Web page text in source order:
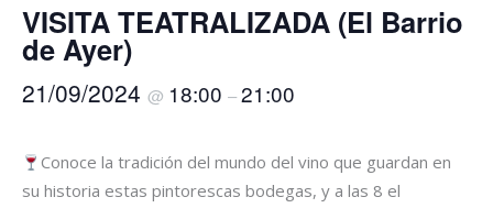
VISITA TEATRALIZADA (El Barrio
de Ayer)
21/09/2024 @ 18:00 –21:00
Conoce la tradición del mundo del vino que guardan en
su historia estas pintorescas bodegas, y a las 8 el